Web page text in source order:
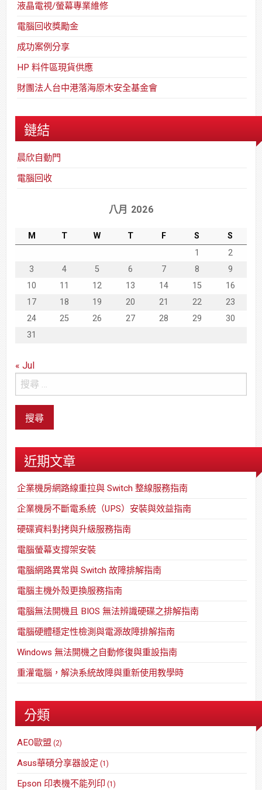
液晶電視/螢幕專業維修
電腦回收獎勵金
成功案例分享
HP 料件區現貨供應
財團法人台中港落海原木安全基金會
鏈結
晨欣自動門
電腦回收
八月 2026
M T W T F S
S
1
2
3
4 5 6 7 8
9
10
11 12 13 14 15
16
17
18 19 20 21 22
23
24
25 26 27 28 29
30
31
« Jul
近期文章
企業機房網路線重拉與 Switch 整線服務指南
企業機房不斷電系統（UPS）安裝與效益指南
硬碟資料對拷與升級服務指南
電腦螢幕支撐架安裝
電腦網路異常與 Switch 故障排解指南
電腦主機外殼更換服務指南
電腦無法開機且 BIOS 無法辨識硬碟之排解指南
電腦硬體穩定性檢測與電源故障排解指南
Windows 無法開機之自動修復與重設指南
重灌電腦，解決系統故障與重新使用教學時
分類
AEO歐盟 (2)
Asus華碩分享器設定 (1)
Epson 印表機不能列印 (1)